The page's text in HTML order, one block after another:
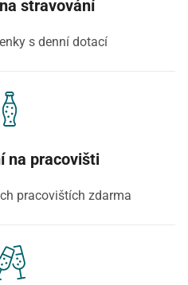
stravování
s denní dotací
na pracovišti
pracovištích zdarma